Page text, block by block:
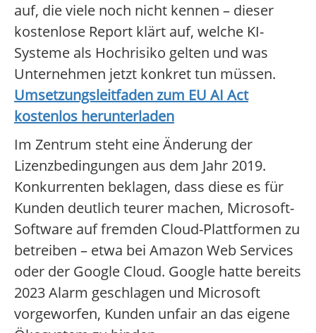
auf, die viele noch nicht kennen – dieser
kostenlose Report klärt auf, welche KI-
Systeme als Hochrisiko gelten und was
Unternehmen jetzt konkret tun müssen.
Umsetzungsleitfaden zum EU AI Act
kostenlos herunterladen
Im Zentrum steht eine Änderung der
Lizenzbedingungen aus dem Jahr 2019.
Konkurrenten beklagen, dass diese es für
Kunden deutlich teurer machen, Microsoft-
Software auf fremden Cloud-Plattformen zu
betreiben – etwa bei Amazon Web Services
oder der Google Cloud. Google hatte bereits
2023 Alarm geschlagen und Microsoft
vorgeworfen, Kunden unfair an das eigene